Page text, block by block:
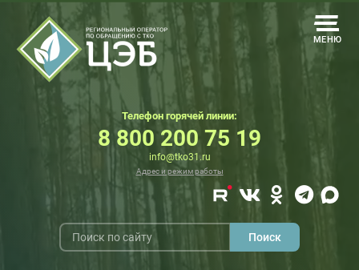
МЕНЮ
Телефон горячей линии:
8 800 200 75 19
info@tko31.ru
Адрес и режим работы